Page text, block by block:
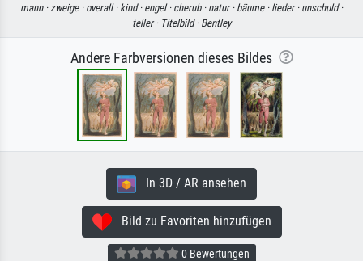
mann ·zweige · overall · kind · engel · cherub · natur · bäume · lieder · unschuld ·
teller · Titelbild · Bentley
Andere Farbversionen dieses Bildes
In 3D / AR ansehen
Bild zu Favoriten hinzufügen
0 Bewertungen